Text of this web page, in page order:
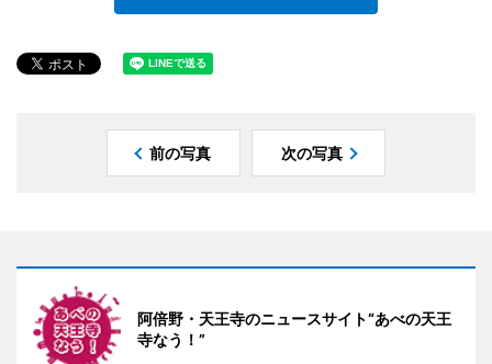
前の写真 次の写真
阿倍野・天王寺のニュースサイト“あべの天王
寺なう！”